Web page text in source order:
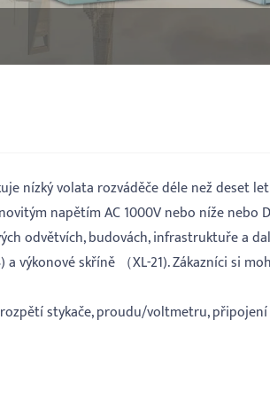
nízký volata rozváděče déle než
napětím AC 1000V nebo níže nebo
odvětvích, budovách, infrastruktuře a
a výkonové skříně （XL-21). Zákazníci
stykače, proudu/voltmetru,